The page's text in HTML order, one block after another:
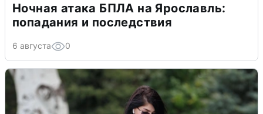
Ночная атака БПЛА на Ярославль:
попадания и последствия
6 августа 0